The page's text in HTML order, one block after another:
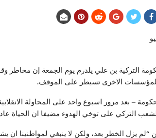
التركية بن علي يلدرم يوم الجمعة إن مخاطر
الاخرى تسيطر على الموقف.
الشعب التركي على توخي الهدوء مضيفا ان الحياة
“لم يزل الخطر بعد، ولكن لا ينبغي لمواطنينا ان